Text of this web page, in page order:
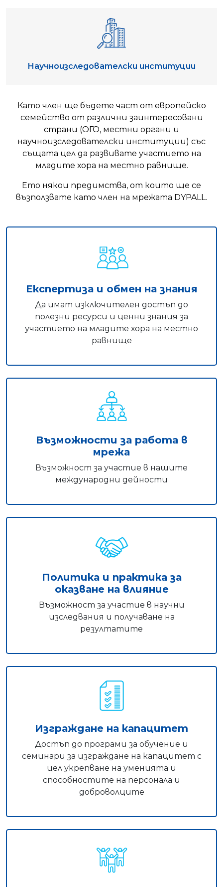
Научноизследователски институции
Като член ще бъдете част от европейско
семейство от различни заинтересовани
страни (ОГО, местни органи и
научноизследователски институции) със
същата цел да развивате участието на
младите хора на местно равнище.
Ето някои предимства, от които ще се
възползвате като член на мрежата DYPALL.
Експертиза и обмен на знания
Да имат изключителен достъп до
полезни ресурси и ценни знания за
участието на младите хора на местно
равнище
Възможности за работа в
мрежа
Възможност за участие в нашите
международни дейности
Политика и практика за
оказване на влияние
Възможност за участие в научни
изследвания и получаване на
резултатите
Изграждане на капацитет
Достъп до програми за обучение и
семинари за изграждане на капацитет с
цел укрепване на уменията и
способностите на персонала и
доброволците